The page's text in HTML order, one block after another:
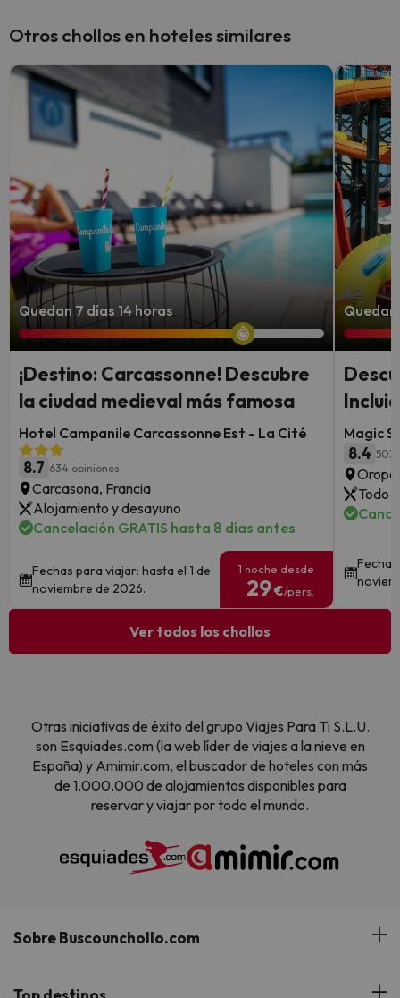
Otros chollos en hoteles similares
Quedan 7 días 14 horas
¡Destino: Carcassonne! Descubre
la ciudad medieval más famosa
Hotel Campanile Carcassonne Est - La Cité
8.7 634 opiniones
Carcasona, Francia
Alojamiento y desayuno
Cancelación GRATIS hasta 8 días antes
Fechas para viajar: hasta el 1 de
noviembre de 2026.
1 noche desde
29€/pers.
Magic
8.4 503
Todo
Ver todos los chollos
Otras iniciativas de éxito del grupo Viajes Para Ti S.L.U.
son Esquiades.com (la web líder de viajes a la nieve en
España) y Amimir.com, el buscador de hoteles con más
de 1.000.000 de alojamientos disponibles para
reservar y viajar por todo el mundo.
Sobre Buscounchollo.com
¿Quiénes somos?